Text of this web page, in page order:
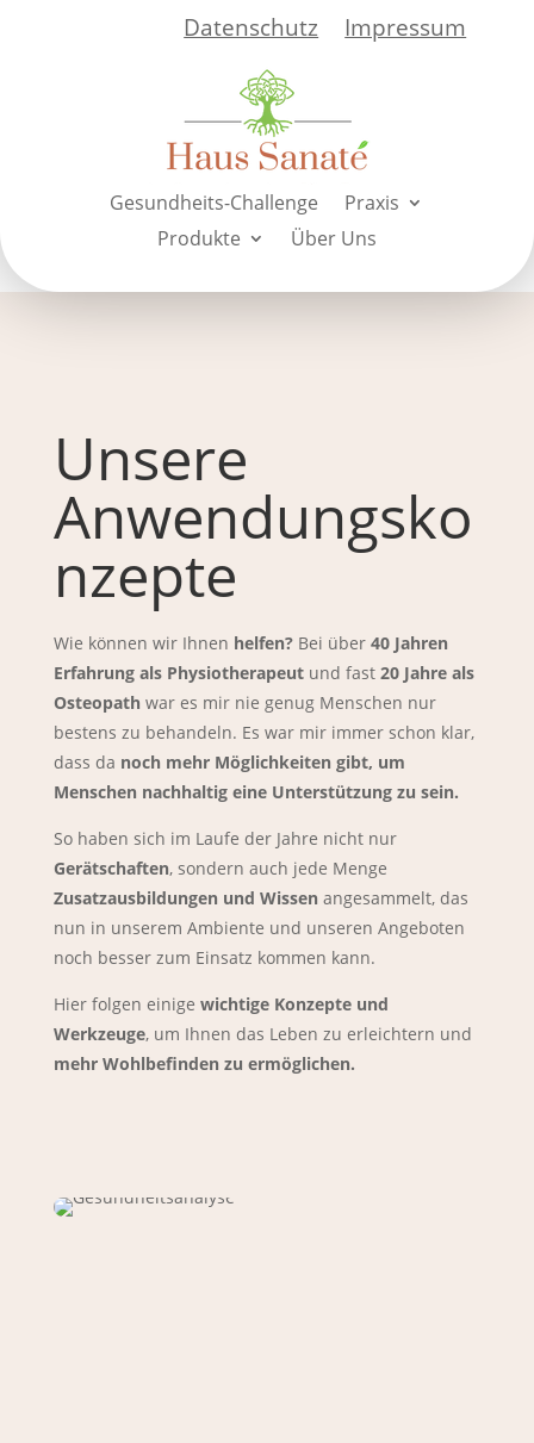
Datenschutz Impressum
Gesundheits-Challenge
Praxis
Produkte
Über Uns
Unsere
Anwendungsko
nzepte
Wie können wir Ihnen helfen?Bei über 40 Jahren
Erfahrung als Physiotherapeutund fast 20 Jahre als
Osteopath war es mir nie genug Menschen nur
bestens zu behandeln. Es war mir immer schon klar,
dass da noch mehr Möglichkeiten gibt, um
Menschen nachhaltig eine Unterstützung zu sein.
So haben sich im Laufe der Jahre nicht nur
Gerätschaften, sondern auch jede Menge
Zusatzausbildungen und Wissen angesammelt, das
nun in unserem Ambiente und unseren Angeboten
noch besser zum Einsatz kommen kann.
Hier folgen einige wichtige Konzepte und
Werkzeuge, um Ihnen das Leben zu erleichtern und
mehr Wohlbefinden zu ermöglichen.